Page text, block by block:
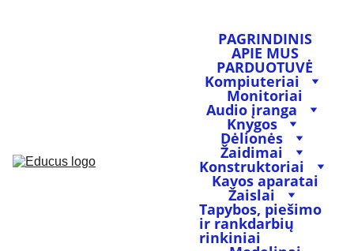
PAGRINDINIS
APIE MUS
PARDUOTUVĖ
Kompiuteriai
Monitoriai
Audio įranga
Knygos
Dėlionės
Žaidimai
Konstruktoriai
Kavos aparatai
Žaislai
Tapybos, piešimo
ir rankdarbių
rinkiniai